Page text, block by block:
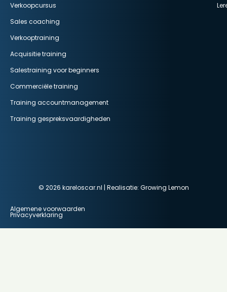
Verkoopcursus
Sales coaching
Verkooptraining
Acquisitie training
Salestraining voor beginners
Commerciële training
Training accountmanagement
Training gespreksvaardigheden
© 2026 kareloscar.nl | Realisatie: Growing Lemon
Algemene voorwaarden
Privacyverklaring